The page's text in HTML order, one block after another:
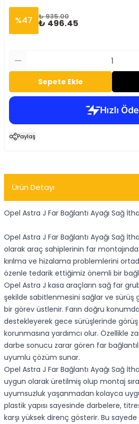
%47 ₺ 935.00
₺ 496.45
Sepete Ekle
Paylaş
Ürün Detayı
Opel Astra J Far Bağlantı Ayağı Sağ
Opel Astra J Far Bağlantı Ayağı Sağ
olarak araç sahiplerinin far montajında
kırılma ve hizalama problemlerini
özenle tedarik ettiğimiz önemli bir
Opel Astra J kasa araçların sağ far
şekilde sabitlenmesini sağlar ve sürüş
bir görev üstlenir. Farın doğru
destekleyerek gece sürüşlerinde
korunmasına yardımcı olur. Özellikle
darbe sonucu zarar gören far
uyumlu çözüm sunar.
Opel Astra J Far Bağlantı Ayağı Sağ
uygun olarak üretilmiş olup montaj
uyumsuzluk yaşanmadan kolayca
plastik yapısı sayesinde darbelere,
karşı yüksek direnç gösterir. Bu